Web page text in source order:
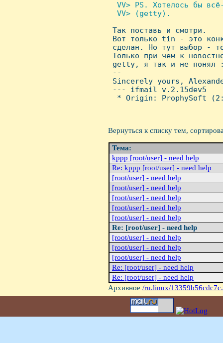
VV> PS. Хотелось бы
  VV> (getty).
Так поставь и смотри.
Вот только tin - это
сделан. Hо тут выбор -
Только при чем к
getty, я так и не понял
--
Sincerely yours,
--- ifmail v.2.15dev5
* Origin: ProphySoft
Вернуться к списку тем,
Тема:
kppp [root/user] - need help
Re: kppp [root/user] - need help
[root/user] - need help
[root/user] - need help
[root/user] - need help
[root/user] - need help
[root/user] - need help
Re: [root/user] - need help
[root/user] - need help
[root/user] - need help
[root/user] - need help
Re: [root/user] - need help
Re: [root/user] - need help
Архивное /ru.linux/